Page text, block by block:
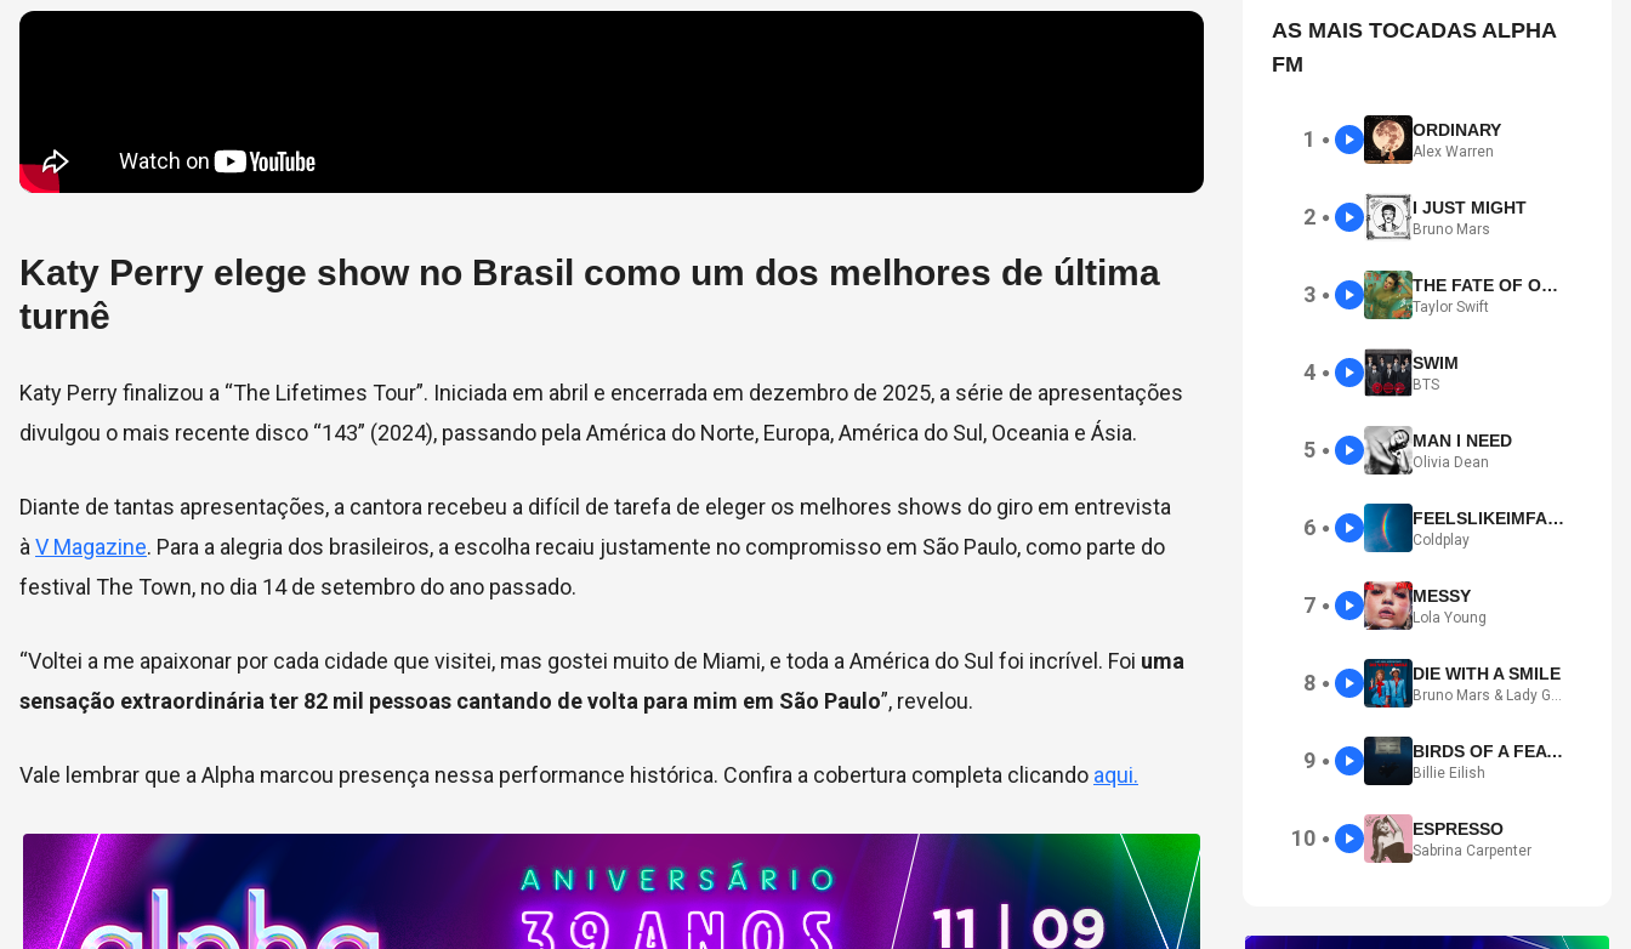
Katy Perry elege show no Brasil como um dos melhores de última
turnê
Katy Perry finalizou a “The Lifetimes Tour”. Iniciada em abril e encerrada em dezembro de 2025, a série de apresentações
divulgou o mais recente disco “143” (2024), passando pela América do Norte, Europa, América do Sul, Oceania e Ásia.
Diante de tantas apresentações, a cantora recebeu a difícil de tarefa de eleger os melhores shows do giro em entrevista
à V Magazine. Para a alegria dos brasileiros, a escolha recaiu justamente no compromisso em São Paulo, como parte do
festival The Town, no dia 14 de setembro do ano passado.
“Voltei a me apaixonar por cada cidade que visitei, mas gostei muito de Miami, e toda a América do Sul foi incrível. Foi uma
sensação extraordinária ter 82 mil pessoas cantando de volta para mim em São Paulo”, revelou.
Vale lembrar que a Alpha marcou presença nessa performance histórica. Confira a cobertura completa clicando aqui.
AS MAIS TOCADAS ALPHA
FM
1 ● ORDINARY
Alex Warren
2 ● I JUST MIGHT
Bruno Mars
3 ● THE FATE OF OPHELIA
Taylor Swift
4 ● SWIM
BTS
5 ● MAN I NEED
Olivia Dean
6 ● FEELSLIKEIMFALLINGINLOVE
Coldplay
7 ● MESSY
Lola Young
8 ● DIE WITH A SMILE
Bruno Mars & Lady Gaga
9 ● BIRDS OF A FEATHER
Billie Eilish
10 ● ESPRESSO
Sabrina Carpenter